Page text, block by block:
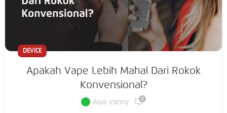
DEVICE
Apakah Vape Lebih Mahal Dari Rokok
Konvensional?
Alya Vanny 0